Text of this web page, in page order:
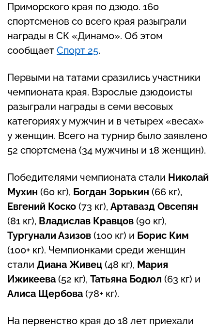
Приморского края по дзюдо. 160
спортсменов со всего края разыграли
награды в СК «Динамо». Об этом
сообщает Спорт 25.
Первыми на татами сразились участники
чемпионата края. Взрослые дзюдоисты
разыграли награды в семи весовых
категориях у мужчин и в четырех «весах»
у женщин. Всего на турнир было заявлено
52 спортсмена (34 мужчины и 18 женщин).
Победителями чемпионата стали Николай
Мухин (60 кг), Богдан Зорькин (66 кг),
Евгений Коско (73 кг), Артавазд Овсепян
(81 кг), Владислав Кравцов (90 кг),
Тургунали Азизов (100 кг) и Борис Ким
(100+ кг). Чемпионками среди женщин
стали Диана Живец (48 кг), Мария
Ижикеева (52 кг), Татьяна Бодюл (63 кг) и
Алиса Щербова (78+ кг).
На первенство края до 18 лет приехали